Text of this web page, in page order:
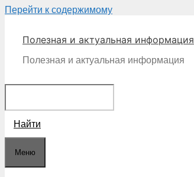
Перейти к содержимому
Полезная и актуальная информация
Полезная и актуальная информация
Найти
Меню